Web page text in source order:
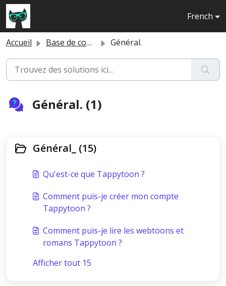
Passer au contenu principal
French
Accueil Base de connaissances Général.
Général. (1)
Général_ (15)
Qu'est-ce que Tappytoon ?
Comment puis-je créer mon compte
Tappytoon ?
Comment puis-je lire les webtoons et
romans Tappytoon ?
Afficher tout 15